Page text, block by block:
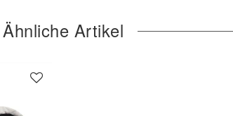
Ähnliche Artikel